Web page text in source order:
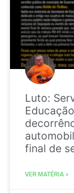
Luto:
final de
VER MATÉRIA »